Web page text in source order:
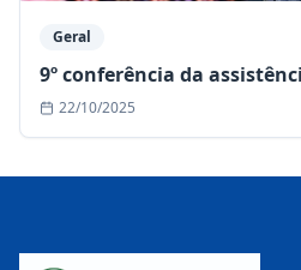
Geral
9º conferência da
22/10/2025